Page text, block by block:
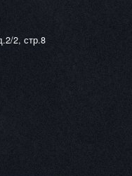
2, стр.8